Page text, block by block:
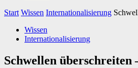
Start Wissen Internationalisierung
Wissen
Internationalisierung
Schwellen überschreiten